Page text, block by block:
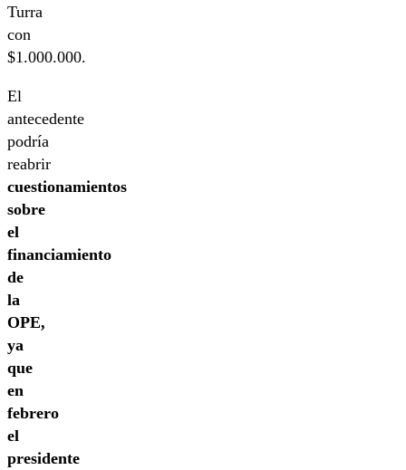
Turra
con
$1.000.000.
El
antecedente
podría
reabrir
cuestionamientos
sobre
el
financiamiento
de
la
OPE,
ya
que
en
febrero
el
presidente